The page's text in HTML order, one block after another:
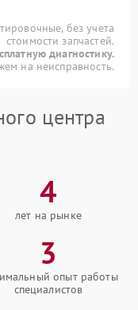
без учета
стоимости запчастей.
диагностику.
на неисправность.
центра
4
лет на рынке
3
опыт работы
специалистов